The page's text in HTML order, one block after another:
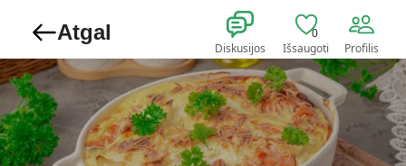
Atgal
Diskusijos
0
Išsaugoti Profilis